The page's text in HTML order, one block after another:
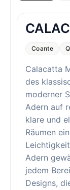
Coante
Calacatta
des
moderner
Adern auf
klare und
Räumen
Adern
jedem
Designs,